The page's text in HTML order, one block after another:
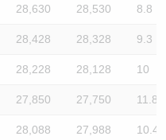
28,630 28,530 8.8
28,428 28,328 9.3
28,228 28,128 10
27,850 27,750 11.8
28,088 27,988 10.4